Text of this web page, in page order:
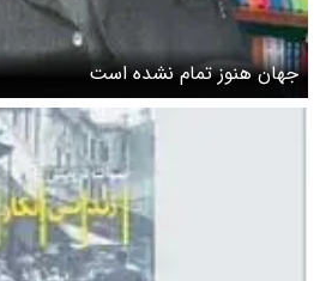
جهان هنوز تمام نشده است